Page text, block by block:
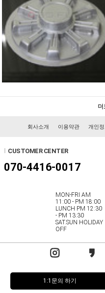
회사소개 이용약관 개인
CUSTOMER CENTER
070-4416-0017
MON-FRI AM
11:00 - PM 18:00
LUNCH PM 12:30
- PM 13:30
SAT.SUN HOLIDAY
OFF
1:1문의 하기